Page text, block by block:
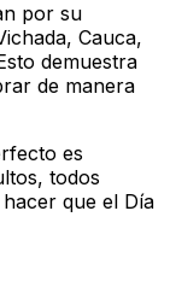
por su
Cauca,
demuestra
de manera
es
todos
hacer que el Día